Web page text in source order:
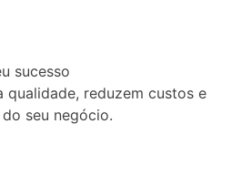
sucesso
qualidade, reduzem custos e
seu negócio.